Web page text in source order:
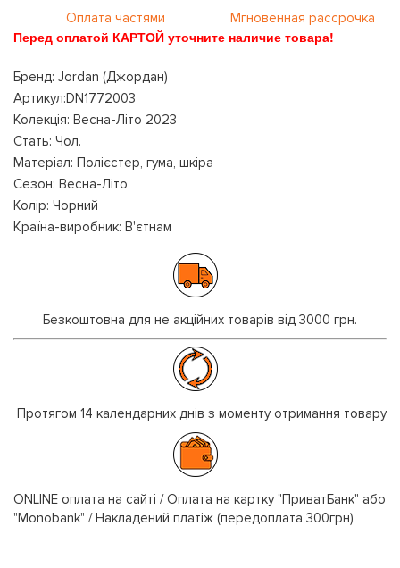
Оплата частями Мгновенная рассрочка
Перед оплатой КАРТОЙ уточните наличие товара!
Бренд: Jordan (Джордан)
Артикул:DN1772003
Колекція: Весна-Літо 2023
Стать: Чол.
Матеріал: Полієстер, гума, шкіра
Сезон: Весна-Літо
Колір: Чорний
Країна-виробник: В'єтнам
Безкоштовна для не акційних товарів від 3000 грн.
Протягом 14 календарних днів з моменту отримання товару
ONLINE оплата на сайті / Оплата на картку "ПриватБанк" або
"Monobank" / Накладений платіж (передоплата 300грн)